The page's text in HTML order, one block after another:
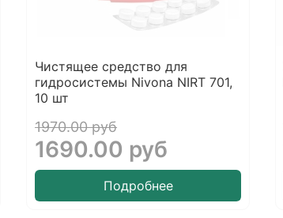
Чистящее средство для
гидросистемы Nivona NIRT 701,
10 шт
1970.00 руб
1690.00 руб
Подробнее